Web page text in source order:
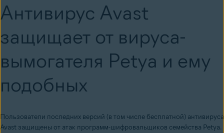
Антивирус Avast
защищает от вируса-
вымогателя Petya и ему
подобных
Пользователи последних версий (в том числе бесплатной) антивируса
Avast защищены от атак программ-шифровальщиков семейства Petya.